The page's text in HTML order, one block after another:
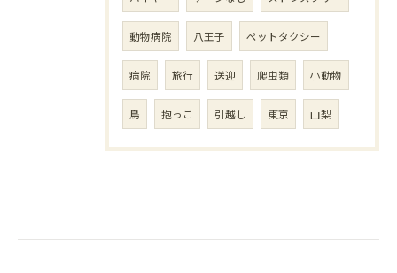
動物病院 八王子 ペットタクシー
病院 旅行 送迎 爬虫類 小動物
鳥 抱っこ 引越し 東京 山梨